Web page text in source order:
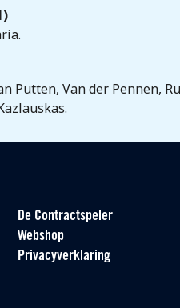
Putten, Van der Pennen,
De Contractspeler
Webshop
Privacyverklaring